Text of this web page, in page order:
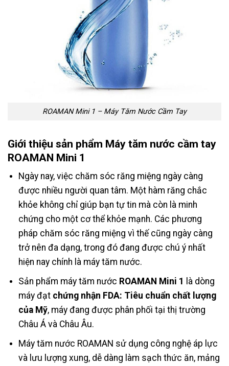
ROAMAN Mini 1 – Máy Tăm Nước Cầm Tay
Giới thiệu sản phẩm Máy tăm nước cầm tay
ROAMAN Mini 1
Ngày nay, việc chăm sóc răng miệng ngày càng
được nhiều người quan tâm. Một hàm răng chắc
khỏe không chỉ giúp bạn tự tin mà còn là minh
chứng cho một cơ thể khỏe mạnh. Các phương
pháp chăm sóc răng miệng vì thế cũng ngày càng
trở nên đa dạng, trong đó đang được chú ý nhất
hiện nay chính là máy tăm nước.
Sản phẩm máy tăm nước ROAMAN Mini 1 là dòng
máy đạt chứng nhận FDA: Tiêu chuẩn chất lượng
của Mỹ, máy đang được phân phối tại thị trường
Châu Á và Châu Âu.
Máy tăm nước ROAMAN sử dụng công nghệ áp lực
và lưu lượng xung, dễ dàng làm sạch thức ăn, mảng